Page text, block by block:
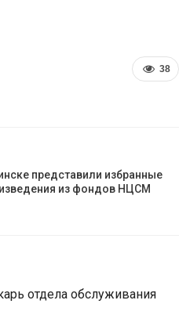
38
представили избранные
из фондов НЦСМ
отдела обслуживания